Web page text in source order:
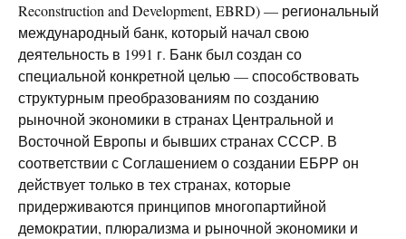
Reconstruction and Development, EBRD) — региональный
международный банк, который начал свою
деятельность в 1991 г. Банк был создан со
специальной конкретной целью — способствовать
структурным преобразованиям по созданию
рыночной экономики в странах Центральной и
Восточной Европы и бывших странах СССР. В
соответствии с Соглашением о создании ЕБРР он
действует только в тех странах, которые
придерживаются принципов многопартийной
демократии, плюрализма и рыночной экономики и